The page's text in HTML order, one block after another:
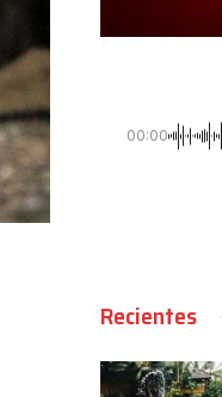
00:00
Recientes